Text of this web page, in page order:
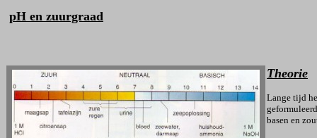
pH en zuurgraad
Theorie
Lange tijd
basen en